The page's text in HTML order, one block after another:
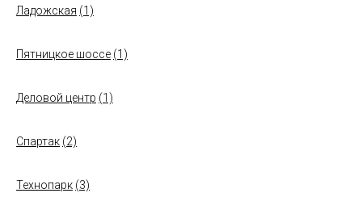
Ладожская (1)
Пятницкое шоссе (1)
Деловой центр (1)
Спартак (2)
Технопарк (3)